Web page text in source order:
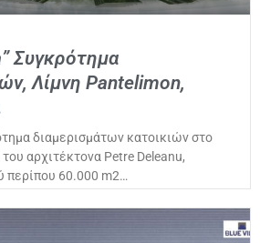
Συγκρότημα
Λίμνη Pantelimon,
διαμερισμάτων κατοικιών στο
αρχιτέκτονα Petre Deleanu,
περίπου 60.000 m2…